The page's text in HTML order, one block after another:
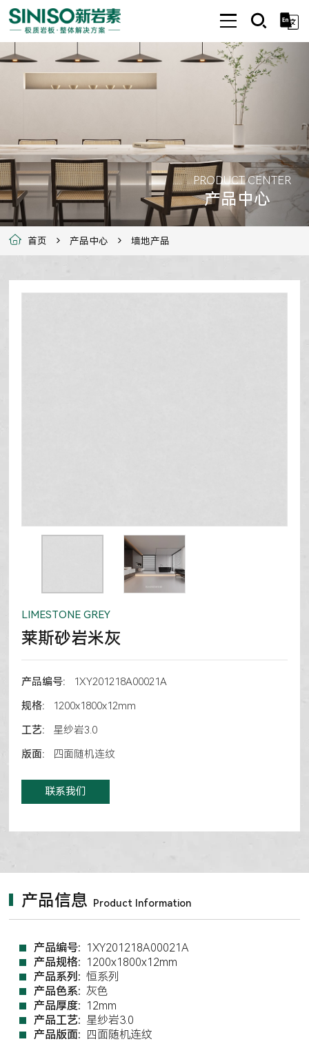
PRODUCT CENTER
产品中心
首页 产品中心 墙地产品
LIMESTONE GREY
莱斯砂岩米灰
产品编号:
1XY201218A00021A
规格:
1200x1800x12mm
工艺:
星纱岩3.0
版面:
四面随机连纹
联系我们
产品信息 Product Information
产品编号: 1XY201218A00021A
产品规格: 1200x1800x12mm
产品系列: 恒系列
产品色系: 灰色
产品厚度: 12mm
产品工艺: 星纱岩3.0
产品版面: 四面随机连纹